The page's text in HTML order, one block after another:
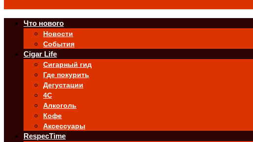
Что нового
Новости
События
Cigar Life
Сигарный гид
Где покурить
Дегустации
4C
Алкоголь
Кофе
Аксессуары
RespecTime